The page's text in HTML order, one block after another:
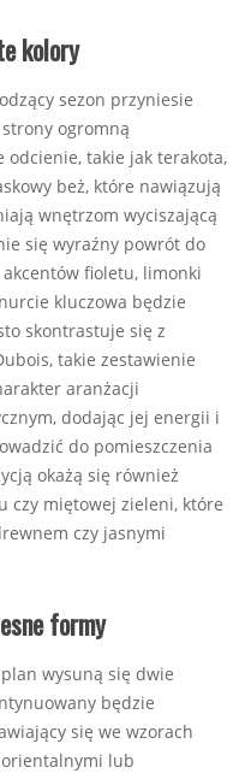
kolory
sezon przyniesie
ogromną
odcienie, takie jak terakota,
beż, które nawiązują
wnętrzom wyciszającą
się wyraźny powrót do
akcentów fioletu, limonki
kluczowa będzie
skontrastuje się z
takie zestawienie
aranżacji
dodając jej energii i
do pomieszczenia
okażą się również
czy miętowej zieleni, które
czy jasnymi
formy
wysuną się dwie
będzie
się we wzorach
lub